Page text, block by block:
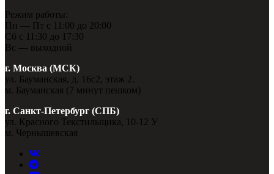
Режим работы:
Пн — Пт с 11:00 до 20:00
Сб с 11:30 до 17:30
Вс — выходной
г. Москва (МСК)
ул. Бауманская, д. 16с2, этаж 2.
м. Бауманская (7 минут пешком)
г. Санкт-Петербург (СПБ)
ул. Красного Текстильщика, 10-12 У
м. Чернышевская